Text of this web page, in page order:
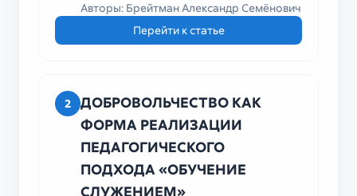
Авторы: Брейтман Александр Семёнович
Перейти к статье
2
ДОБРОВОЛЬЧЕСТВО КАК
ФОРМА РЕАЛИЗАЦИИ
ПЕДАГОГИЧЕСКОГО
ПОДХОДА «ОБУЧЕНИЕ
СЛУЖЕНИЕМ»